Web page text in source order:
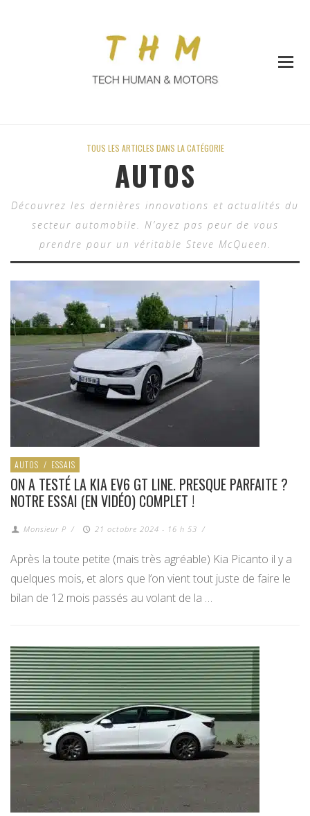
TOUS LES ARTICLES DANS LA CATÉGORIE
AUTOS
Découvrez les dernières innovations et actualités du
secteur automobile. N’ayez pas peur de vous
prendre pour un véritable Steve McQueen.
AUTOS / ESSAIS
ON A TESTÉ LA KIA EV6 GT LINE. PRESQUE PARFAITE ?
NOTRE ESSAI (EN VIDÉO) COMPLET !
Monsieur P / 21 octobre 2024 - 16 h 53 /
Après la toute petite (mais très agréable) Kia Picanto il y a
quelques mois, et alors que l’on vient tout juste de faire le
bilan de 12 mois passés au volant de la …